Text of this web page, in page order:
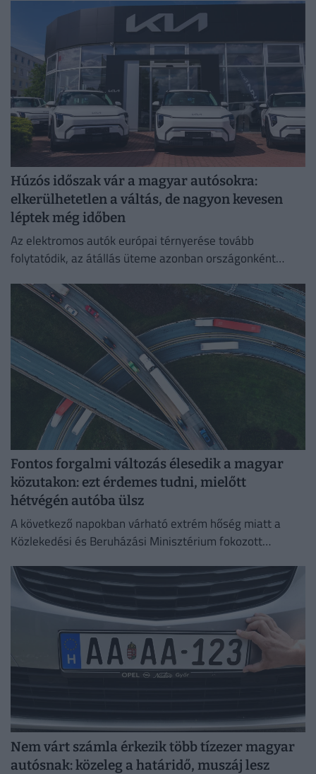
Húzós időszak vár a magyar autósokra:
elkerülhetetlen a váltás, de nagyon kevesen
léptek még időben
Az elektromos autók európai térnyerése tovább
folytatódik, az átállás üteme azonban országonként
Fontos forgalmi változás élesedik a magyar
közutakon: ezt érdemes tudni, mielőtt
hétvégén autóba ülsz
A következő napokban várható extrém hőség miatt a
Közlekedési és Beruházási Minisztérium fokozott
Nem várt számla érkezik több tízezer magyar
autósnak: közeleg a határidő, muszáj lesz